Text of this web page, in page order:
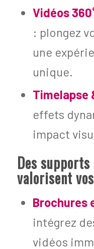
Vidéos
: plongez
une
unique.
Timelapse
effets
impact
Des
valorisent
Brochures
intégrez
vidéos